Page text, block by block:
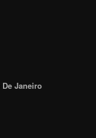
Janeiro